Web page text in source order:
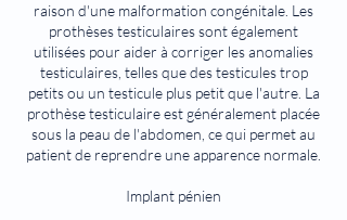
raison d'une malformation congénitale. Les
prothèses testiculaires sont également
utilisées pour aider à corriger les anomalies
testiculaires, telles que des testicules trop
petits ou un testicule plus petit que l'autre. La
prothèse testiculaire est généralement placée
sous la peau de l'abdomen, ce qui permet au
patient de reprendre une apparence normale.
Implant pénien